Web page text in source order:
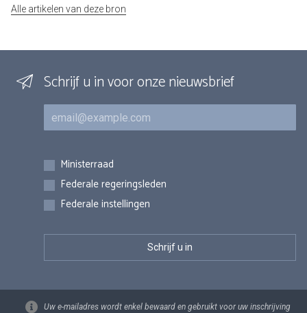
Alle artikelen van deze bron
Schrijf u in voor onze nieuwsbrief
E-mail
Inschrijvingen
Ministerraad
Federale regeringsleden
Federale instellingen
Uw e-mailadres wordt enkel bewaard en gebruikt voor uw inschrijving